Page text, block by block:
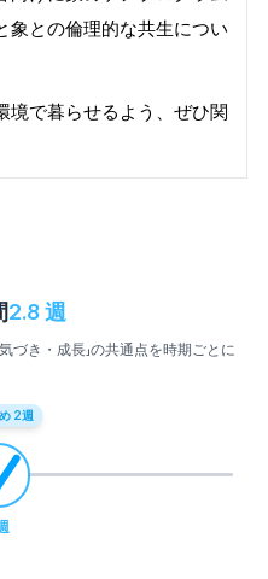
象との倫理的な共生につい
境で暮らせるよう、ぜひ関
2.8週
づき・成長」の共通点を時期ごとに
2週